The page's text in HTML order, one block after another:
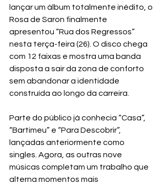
lançar um álbum totalmente inédito, o
Rosa de Saron finalmente
apresentou “Rua dos Regressos”
nesta terça-feira (26). O disco chega
com 12 faixas e mostra uma banda
disposta a sair da zona de conforto
sem abandonar a identidade
construída ao longo da carreira.
Parte do público já conhecia “Casa”,
“Bartimeu” e “Para Descobrir”,
lançadas anteriormente como
singles. Agora, as outras nove
músicas completam um trabalho que
alterna momentos mais